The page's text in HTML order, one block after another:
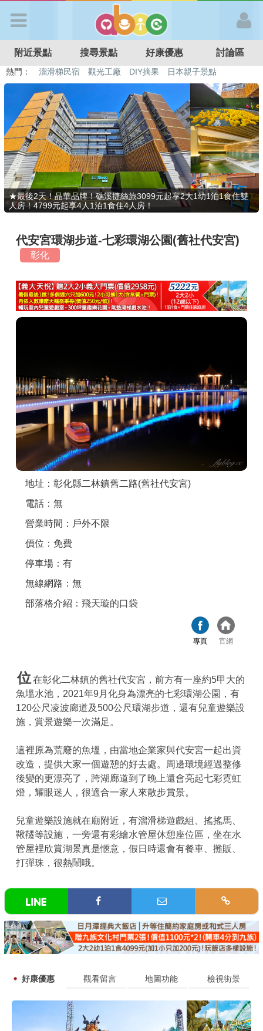
APP登入
首 頁
搜尋景點
好康優惠
最新消息
最新留言
商家合作
聯絡我們
APP下載
附近景點 搜尋景點 好康優惠 討論區
熱門： 溜滑梯民宿 觀光工廠 DIY摘果
日本親子景點
特色遊戲場
親子住房優惠 台北親子餐廳 溫泉泡湯SPA
★最後2天！晶華品牌！礁溪捷絲旅3099元起享2大1幼1泊1食住雙
人房！4799元起享4人1泊1食住4人房！
代安宮環湖步道-七彩環湖公園(舊社代安宮)
彰化
地址：彰化縣二林鎮舊二路(舊社代安宮)
電話：無
營業時間：戶外不限
價位：免費
停車場：有
無線網路：無
部落格介紹： 飛天璇的口袋
專頁 官網
位 在彰化二林鎮的舊社代安宮，前方有一座約5甲大的
魚塭水池，2021年9月化身為漂亮的七彩環湖公園，有
120公尺凌波廊道及500公尺環湖步道，還有兒童遊樂設
施，賞景遊樂一次滿足。
這裡原為荒廢的魚塭，由當地企業家與代安宮一起出資
改造，提供大家一個遊憩的好去處。周邊環境經過整修
後變的更漂亮了，跨湖廊道到了晚上還會亮起七彩霓虹
燈，耀眼迷人，很適合一家人來散步賞景。
兒童遊樂設施就在廟附近，有溜滑梯遊戲組、搖搖馬、
鞦韆等設施，一旁還有彩繪水管屋休憩座位區，坐在水
管屋裡欣賞湖景真是愜意，假日時還會有餐車、攤販、
打彈珠，很熱鬧哦。
好康優惠 觀看留言 地圖功能 檢視街景